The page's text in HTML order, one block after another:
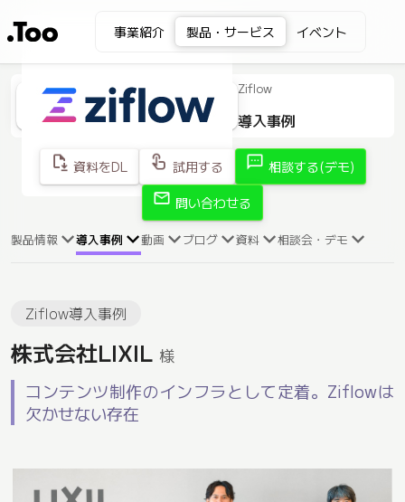
事業紹介 製品・サービス イベント
Ziflow
導入事例
file_save 資料をDL touch_app 試用する sms 相談する(デモ)
mail 問い合わせる
製品情報 導入事例 動画 ブログ 資料 相談会・デモ
Ziflow導入事例
株式会社LIXIL 様
コンテンツ制作のインフラとして定着。Ziflowは
欠かせない存在